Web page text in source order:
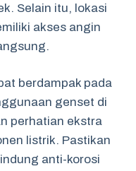
Selain itu, lokasi
akses angin
berdampak pada
genset di
perhatian ekstra
listrik. Pastikan
anti-korosi